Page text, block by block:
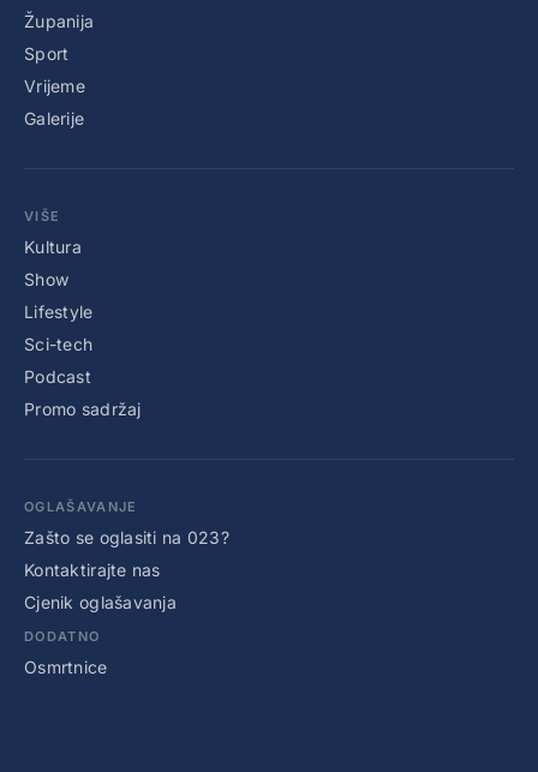
Županija
Sport
Vrijeme
Galerije
VIŠE
Kultura
Show
Lifestyle
Sci-tech
Podcast
Promo sadržaj
OGLAŠAVANJE
Zašto se oglasiti na 023?
Kontaktirajte nas
Cjenik oglašavanja
DODATNO
Osmrtnice